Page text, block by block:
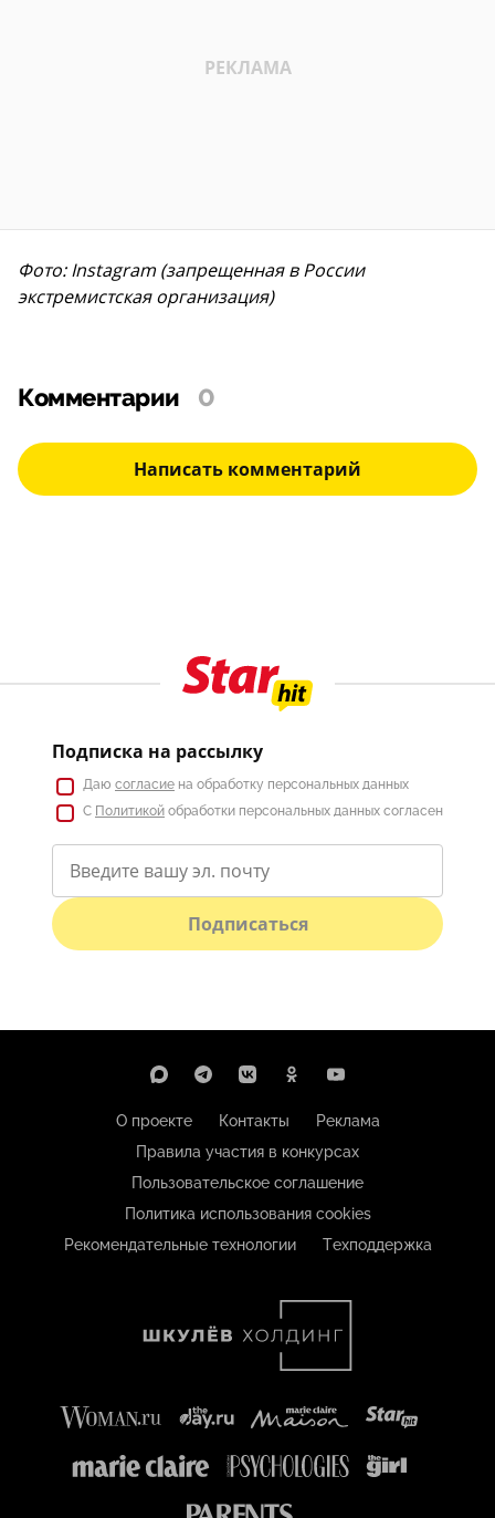
Фото: Instagram (запрещенная в России
экстремистская организация)
Комментарии 0
Написать комментарий
Подписка на рассылку
Даю согласие на обработку персональных данных
С Политикой обработки персональных данных согласен
Подписаться
О проекте Контакты
Реклама
Правила участия в конкурсах
Пользовательское соглашение
Политика использования cookies
Рекомендательные технологии
Техподдержка